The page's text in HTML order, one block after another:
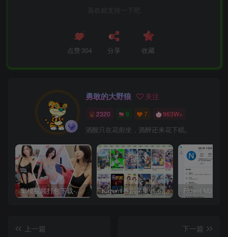
喜欢就支持一下吧
点赞 304 分享 收藏
勇敢的大野狼 关注
2320 9 7 963W+
酒醒只在花前坐，酒醉还来花下眠。
车模视频打包下载-高清无水印版 Kazumi番剧采集v1.6.9：支持自定义规则+在线观看+弹幕，跨平台下载
上一篇
下一篇